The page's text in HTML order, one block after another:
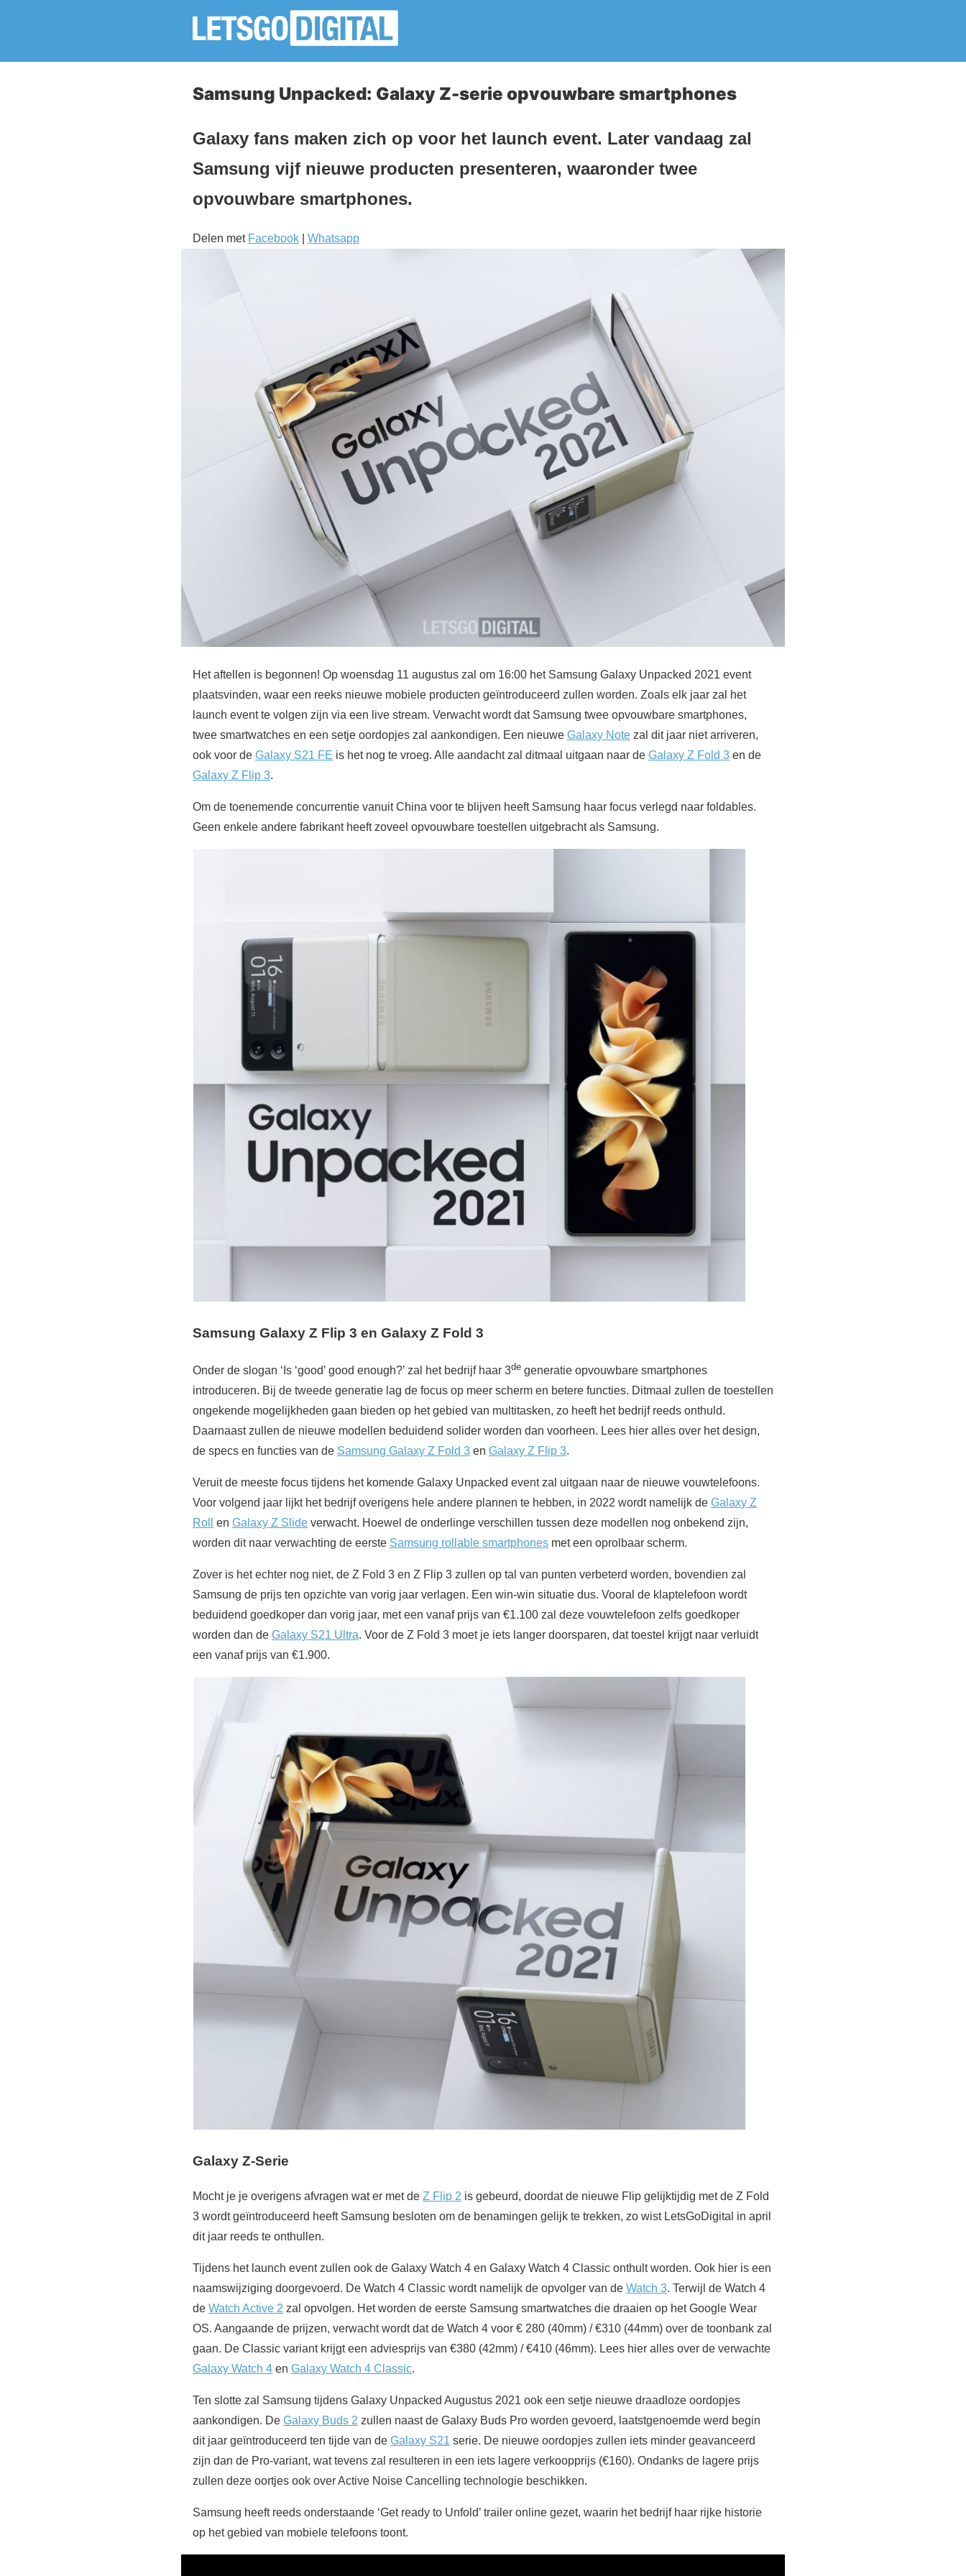
Samsung Unpacked: Galaxy Z-serie opvouwbare smartphones
Galaxy fans maken zich op voor het launch event. Later vandaag zal
Samsung vijf nieuwe producten presenteren, waaronder twee
opvouwbare smartphones.
Delen met Facebook Whatsapp
Het aftellen is begonnen! Op woensdag 11 augustus zal om 16:00 het Samsung Galaxy Unpacked 2021 event
plaatsvinden, waar een reeks nieuwe mobiele producten geïntroduceerd zullen worden. Zoals elk jaar zal het
launch event te volgen zijn via een live stream. Verwacht wordt dat Samsung twee opvouwbare smartphones,
twee smartwatches en een setje oordopjes zal aankondigen. Een nieuwe Galaxy Note zal dit jaar niet arriveren,
ook voor de Galaxy S21 FE is het nog te vroeg. Alle aandacht zal ditmaal uitgaan naar de Galaxy Z Fold 3 en de
Galaxy Z Flip 3.
Om de toenemende concurrentie vanuit China voor te blijven heeft Samsung haar focus verlegd naar foldables.
Geen enkele andere fabrikant heeft zoveel opvouwbare toestellen uitgebracht als Samsung.
Samsung Galaxy Z Flip 3 en Galaxy Z Fold 3
Onder de slogan ‘Is ‘good’ good enough?’ zal het bedrijf haar 3de generatie opvouwbare smartphones
introduceren. Bij de tweede generatie lag de focus op meer scherm en betere functies. Ditmaal zullen de toestellen
ongekende mogelijkheden gaan bieden op het gebied van multitasken, zo heeft het bedrijf reeds onthuld.
Daarnaast zullen de nieuwe modellen beduidend solider worden dan voorheen. Lees hier alles over het design,
de specs en functies van de Samsung Galaxy Z Fold 3 en Galaxy Z Flip 3.
Veruit de meeste focus tijdens het komende Galaxy Unpacked event zal uitgaan naar de nieuwe vouwtelefoons.
Voor volgend jaar lijkt het bedrijf overigens hele andere plannen te hebben, in 2022 wordt namelijk de Galaxy Z
Roll
en Galaxy Z Slide verwacht. Hoewel de onderlinge verschillen tussen deze modellen nog onbekend zijn,
worden dit naar verwachting de eerste Samsung rollable smartphones met een oprolbaar scherm.
Zover is het echter nog niet, de Z Fold 3 en Z Flip 3 zullen op tal van punten verbeterd worden, bovendien zal
Samsung de prijs ten opzichte van vorig jaar verlagen. Een win-win situatie dus. Vooral de klaptelefoon wordt
beduidend goedkoper dan vorig jaar, met een vanaf prijs van €1.100 zal deze vouwtelefoon zelfs goedkoper
worden dan de Galaxy S21 Ultra. Voor de Z Fold 3 moet je iets langer doorsparen, dat toestel krijgt naar verluidt
een vanaf prijs van €1.900.
Galaxy Z-Serie
Mocht je je overigens afvragen wat er met de Z Flip 2 is gebeurd, doordat de nieuwe Flip gelijktijdig met de Z Fold
3 wordt geïntroduceerd heeft Samsung besloten om de benamingen gelijk te trekken, zo wist LetsGoDigital in april
dit jaar reeds te onthullen.
Tijdens het launch event zullen ook de Galaxy Watch 4 en Galaxy Watch 4 Classic onthult worden. Ook hier is een
naamswijziging doorgevoerd. De Watch 4 Classic wordt namelijk de opvolger van de Watch 3. Terwijl de Watch 4
de Watch Active 2 zal opvolgen. Het worden de eerste Samsung smartwatches die draaien op het Google Wear
OS. Aangaande de prijzen, verwacht wordt dat de Watch 4 voor € 280 (40mm) / €310 (44mm) over de toonbank zal
gaan. De Classic variant krijgt een adviesprijs van €380 (42mm) / €410 (46mm). Lees hier alles over de verwachte
Galaxy Watch 4 en Galaxy Watch 4 Classic.
Ten slotte zal Samsung tijdens Galaxy Unpacked Augustus 2021 ook een setje nieuwe draadloze oordopjes
aankondigen. De Galaxy Buds 2 zullen naast de Galaxy Buds Pro worden gevoerd, laatstgenoemde werd begin
dit jaar geïntroduceerd ten tijde van de Galaxy S21 serie. De nieuwe oordopjes zullen iets minder geavanceerd
zijn dan de Pro-variant, wat tevens zal resulteren in een iets lagere verkoopprijs (€160). Ondanks de lagere prijs
zullen deze oortjes ook over Active Noise Cancelling technologie beschikken.
Samsung heeft reeds onderstaande ‘Get ready to Unfold’ trailer online gezet, waarin het bedrijf haar rijke historie
op het gebied van mobiele telefoons toont.